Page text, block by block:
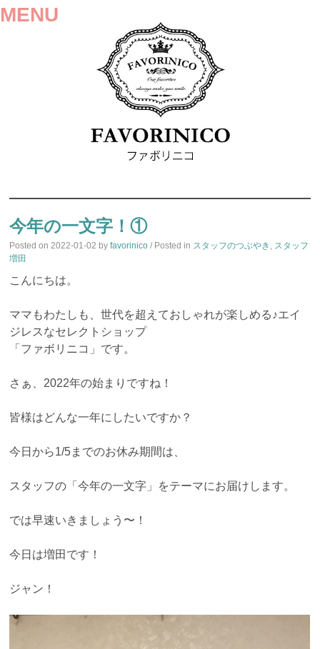
MENU
TO
CONTENT
今年の一文字！①
Posted on2022-01-02 byfavorinico / Posted in スタッフのつぶやき , スタッフ
増田
こんにちは。
ママもわたしも、世代を超えておしゃれが楽しめる♪エイ
ジレスなセレクトショップ
「ファボリニコ」です。
さぁ、2022年の始まりですね！
皆様はどんな一年にしたいですか？
今日から1/5までのお休み期間は、
スタッフの「今年の一文字」をテーマにお届けします。
では早速いきましょう〜！
今日は増田です！
ジャン！